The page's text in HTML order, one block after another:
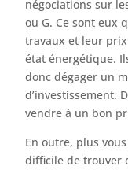
négociations sur
ou G. Ce sont eux
travaux et leur
état énergétique.
donc dégager un
d’investissement.
vendre à un bon
En outre, plus
difficile de trouver